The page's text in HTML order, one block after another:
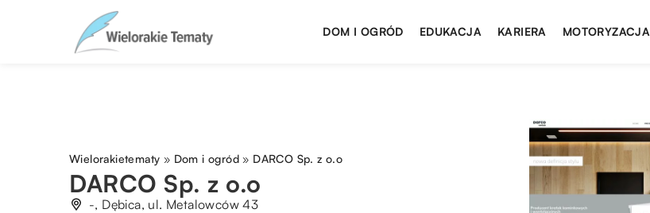
DOM I OGRÓD EDUKACJA KARIERA MOTORYZACJA
Wielorakietematy » Dom i ogród » DARCO Sp. z o.o
DARCO Sp. z o.o
-, Dębica, ul. Metalowców 43